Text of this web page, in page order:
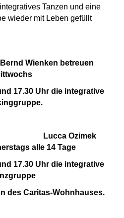
Tanzen und eine
wieder mit Leben gefüllt
Wienken betreuen
17.30 Uhr die integrative
alle 14 Tage
17.30 Uhr die integrative
des Caritas-Wohnhauses.